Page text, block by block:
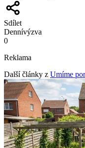
Sdílet
Dennívýzva
0
Reklama
Další články z Umíme